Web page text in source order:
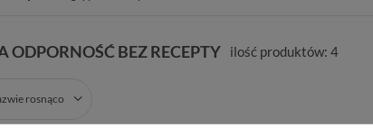
ODPORNOŚĆ BEZ RECEPTY ilość produktów: 4
rosnąco